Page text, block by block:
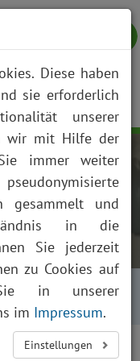
JOBS SUCHE
Diese haben
sie erforderlich
unserer
wir mit Hilfe der
immer weiter
gesammelt und
in die
Sie jederzeit
zu Cookies auf
in unserer
im Impressum.
Einstellungen